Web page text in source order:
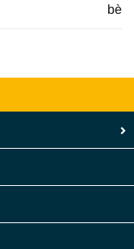
bè